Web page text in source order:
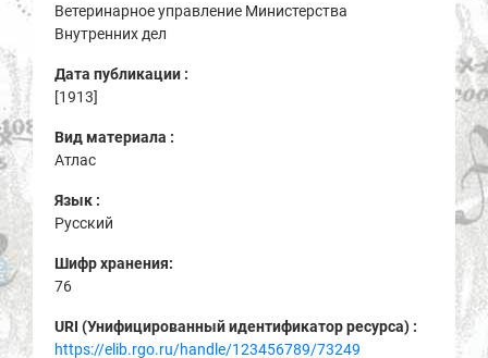
Ветеринарное управление Министерства
Внутренних дел
Дата публикации :
[1913]
Вид материала :
Атлас
Язык :
Русский
Шифр хранения:
76
URI (Унифицированный идентификатор ресурса) :
https://elib.rgo.ru/handle/123456789/73249